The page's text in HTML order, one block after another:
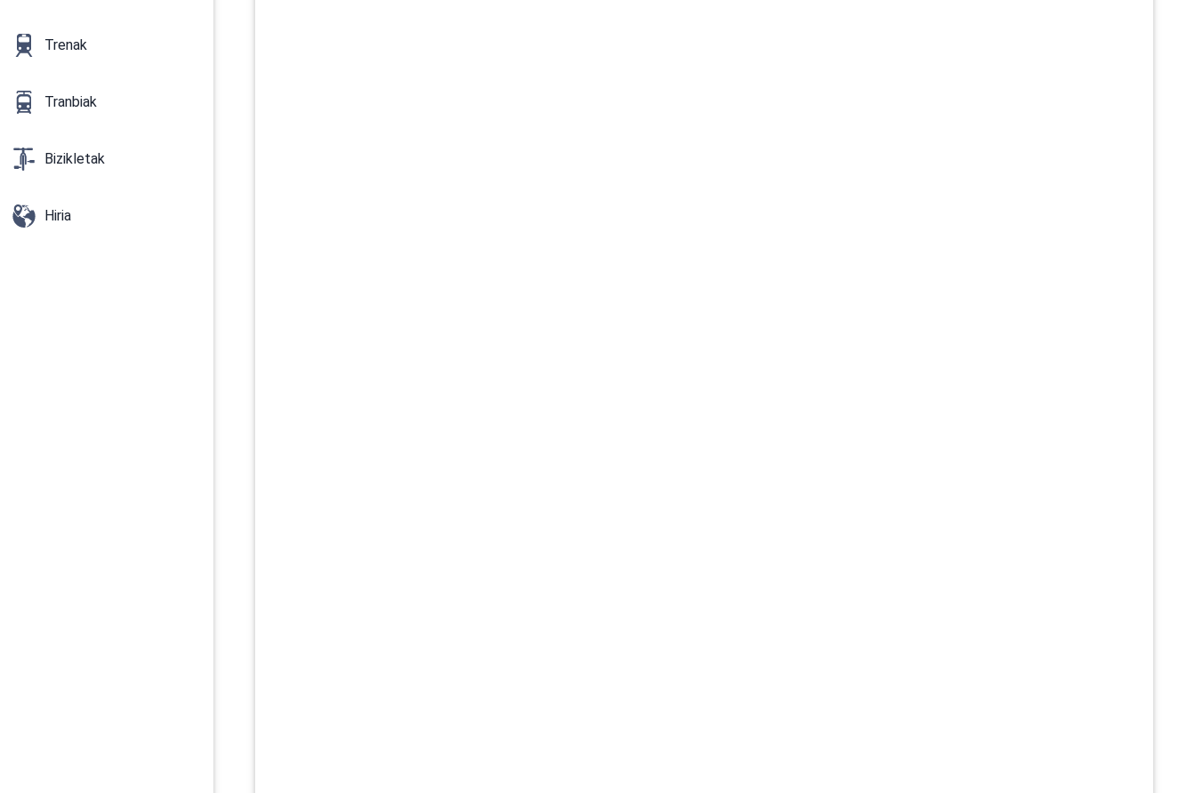
Trenak
Tranbiak
Bizikletak
Hiria